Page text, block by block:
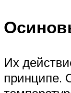
Их
принципе.